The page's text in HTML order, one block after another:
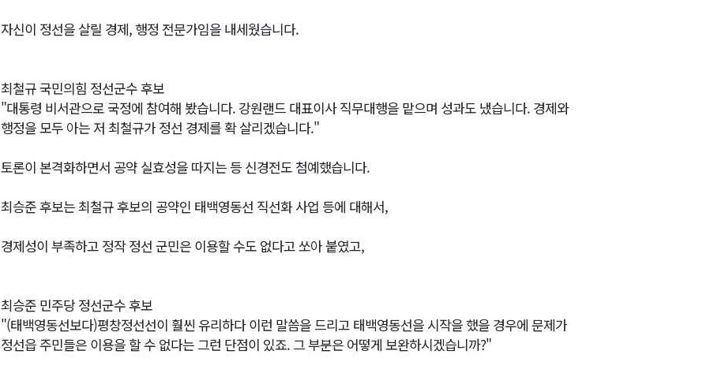
자신이 정선을 살릴 경제, 행정 전문가임을 내세웠습니다.
최철규 국민의힘 정선군수 후보
"대통령 비서관으로 국정에 참여해 봤습니다. 강원랜드 대표이사 직무대행을 맡으며 성과도 냈습니다. 경제와
행정을 모두 아는 저 최철규가 정선 경제를 확 살리겠습니다."
토론이 본격화하면서 공약 실효성을 따지는 등 신경전도 첨예했습니다.
최승준 후보는 최철규 후보의 공약인 태백영동선 직선화 사업 등에 대해서,
경제성이 부족하고 정작 정선 군민은 이용할 수도 없다고 쏘아 붙였고,
최승준 민주당 정선군수 후보
"(태백영동선보다)평창정선선이 훨씬 유리하다 이런 말씀을 드리고 태백영동선을 시작을 했을 경우에 문제가
정선읍 주민들은 이용을 할 수 없다는 그런 단점이 있죠. 그 부분은 어떻게 보완하시겠습니까?"